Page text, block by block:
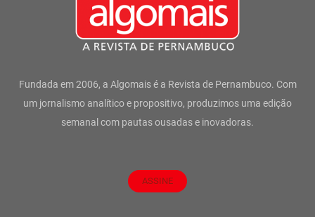
Fundada em 2006, a Algomais é a Revista de Pernambuco. Com
um jornalismo analítico e propositivo, produzimos uma edição
semanal com pautas ousadas e inovadoras.
ASSINE